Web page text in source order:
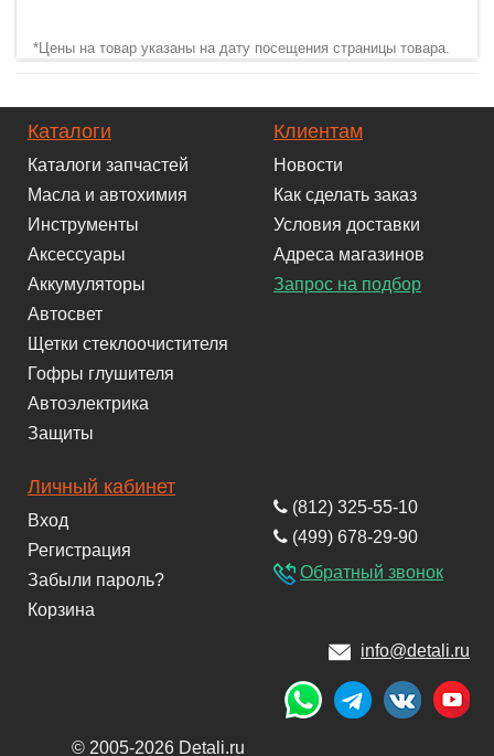
*Цены на товар указаны на дату посещения страницы товара.
Каталоги
Каталоги запчастей
Масла и автохимия
Инструменты
Аксессуары
Аккумуляторы
Автосвет
Щетки стеклоочистителя
Гофры глушителя
Автоэлектрика
Защиты
Клиентам
Новости
Как сделать заказ
Условия доставки
Адреса магазинов
Запрос на подбор
Личный кабинет
Вход
Регистрация
Забыли пароль?
Корзина
(812) 325-55-10
(499) 678-29-90
Обратный звонок
info@detali.ru
© 2005-2026 Detali.ru